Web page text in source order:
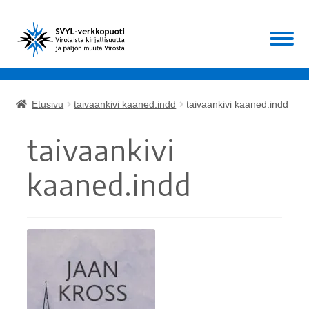
Siirry
navigointiin
Siirry
sisältöön
Valikko
Muut
ALE!
Ajankohtaista
Mikä SVYL?
Oma tili
Etusivu taivaankivi kaaned.indd taivaankivi kaaned.indd
taivaankivi
kaaned.indd